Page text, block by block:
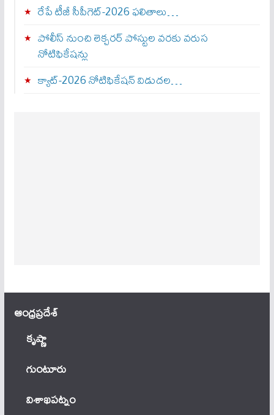
రేపే టీజీ సీపీగెట్‌-2026 ఫలితాలు…
పోలీస్ నుంచి లెక్చరర్ పోస్టుల వరకు వరుస
నోటిఫికేషన్లు
క్యాట్-2026 నోటిఫికేషన్ విడుదల…
ఆంధ్ర‌ప్ర‌దేశ్
కృష్ణా
గుంటూరు
విశాఖపట్నం